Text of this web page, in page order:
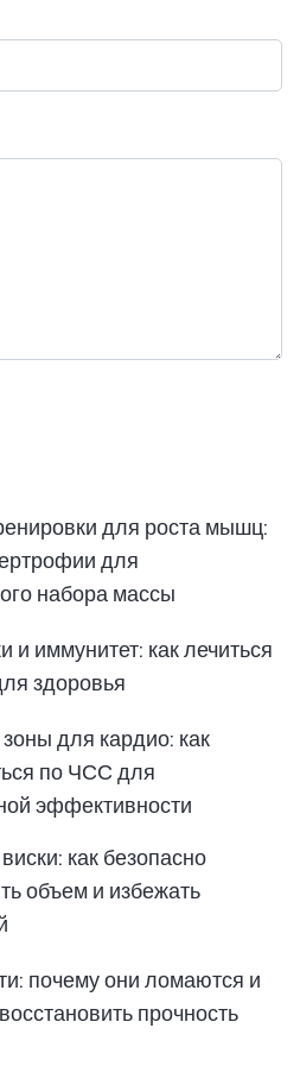
для роста мышц:
для
набора массы
и иммунитет: как лечиться
здоровья
для кардио: как
по ЧСС для
эффективности
как безопасно
объем и избежать
почему они ломаются и
прочность